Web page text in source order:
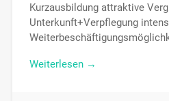
Kurzausbildung attraktive
Unterkunft+Verpflegung
Weiterlesen →